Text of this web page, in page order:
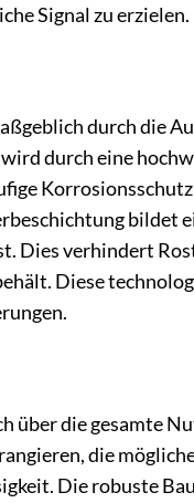
Signal zu erzielen.
durch die
durch eine
bildet
Dies verhindert
Diese
die gesamte
die
Die robuste